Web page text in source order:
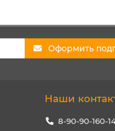
Оформить
Наши
8-90-90-160-